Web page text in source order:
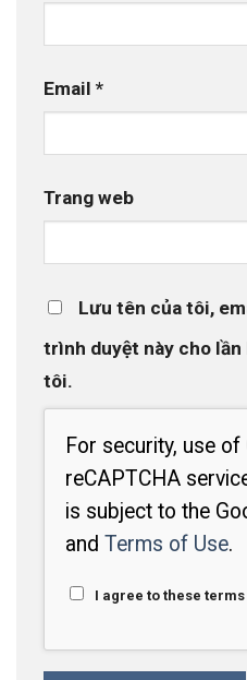
Email *
Trang web
Lưu tên của tôi,
trình duyệt này cho
tôi.
For security, use of
reCAPTCHA
is subject to the
andTerms of Use.
I agree to these